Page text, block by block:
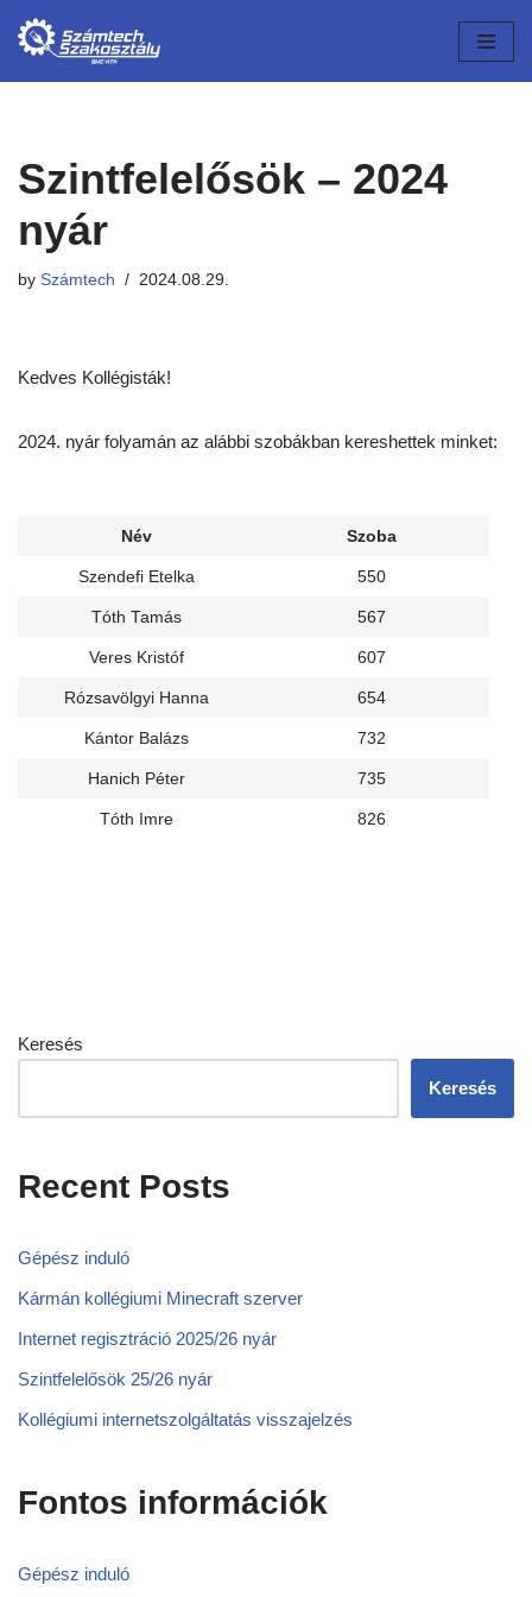
Szintfelelősök – 2024
nyár
by Számtech 2024.08.29.
Kedves Kollégisták!
2024. nyár folyamán az alábbi szobákban kereshettek minket:
Név Szoba
Szendefi Etelka 550
Tóth Tamás 567
Veres Kristóf 607
Rózsavölgyi Hanna 654
Kántor Balázs 732
Hanich Péter 735
Tóth Imre 826
Keresés
Keresés
Recent Posts
Gépész induló
Kármán kollégiumi Minecraft szerver
Internet regisztráció 2025/26 nyár
Szintfelelősök 25/26 nyár
Kollégiumi internetszolgáltatás visszajelzés
Fontos információk
Gépész induló